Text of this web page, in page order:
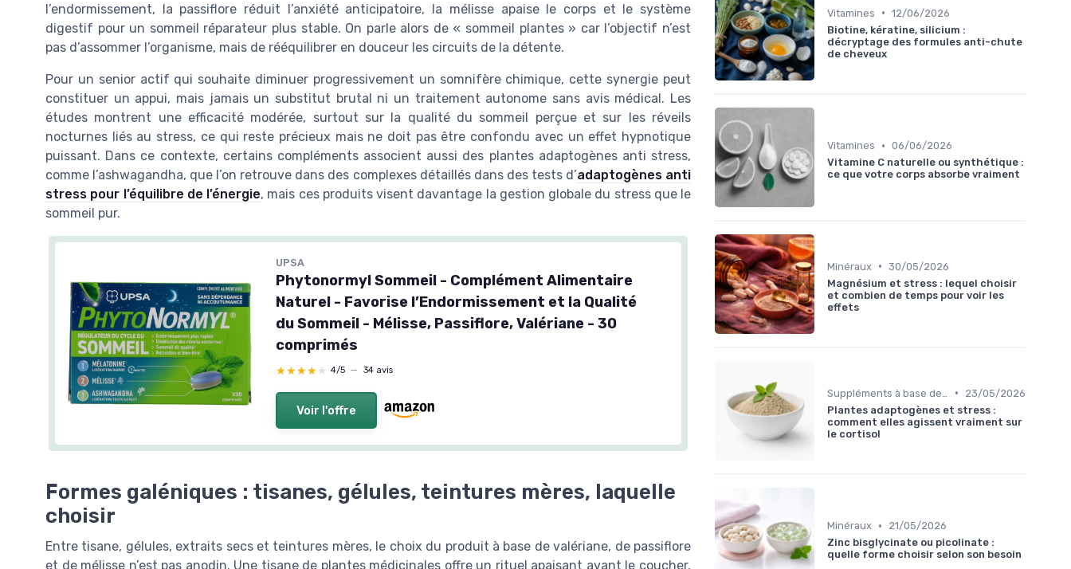
l’endormissement, la passiflore réduit l’anxiété anticipatoire, la mélisse apaise le corps et le système
digestif pour un sommeil réparateur plus stable. On parle alors de « sommeil plantes » car l’objectif n’est
pas d’assommer l’organisme, mais de rééquilibrer en douceur les circuits de la détente.
Pour un senior actif qui souhaite diminuer progressivement un somnifère chimique, cette synergie peut
constituer un appui, mais jamais un substitut brutal ni un traitement autonome sans avis médical. Les
études montrent une efficacité modérée, surtout sur la qualité du sommeil perçue et sur les réveils
nocturnes liés au stress, ce qui reste précieux mais ne doit pas être confondu avec un effet hypnotique
puissant. Dans ce contexte, certains compléments associent aussi des plantes adaptogènes anti stress,
comme l’ashwagandha, que l’on retrouve dans des complexes détaillés dans des tests d’adaptogènes anti
stress pour l’équilibre de l’énergie, mais ces produits visent davantage la gestion globale du stress que le
sommeil pur.
UPSA
Phytonormyl Sommeil - Complément Alimentaire
Naturel - Favorise l’Endormissement et la Qualité
du Sommeil - Mélisse, Passiflore, Valériane - 30
comprimés
★★★★★
★★★★★ 4/5 — 34 avis
Voir l'offre
Formes galéniques : tisanes, gélules, teintures mères, laquelle
choisir
Entre tisane, gélules, extraits secs et teintures mères, le choix du produit à base de valériane, de passiflore
et de mélisse n’est pas anodin. Une tisane de plantes médicinales offre un rituel apaisant avant le coucher,
Vitamines • 12/06/2026
Biotine, kératine, silicium :
décryptage des formules anti-chute
de cheveux
Vitamines • 06/06/2026
Vitamine C naturelle ou synthétique :
ce que votre corps absorbe vraiment
Minéraux • 30/05/2026
Magnésium et stress : lequel choisir
et combien de temps pour voir les
effets
•
23/05/2026
Plantes adaptogènes et stress :
comment elles agissent vraiment sur
le cortisol
Minéraux •
21/05/2026
Zinc bisglycinate ou picolinate :
quelle forme choisir selon son besoin